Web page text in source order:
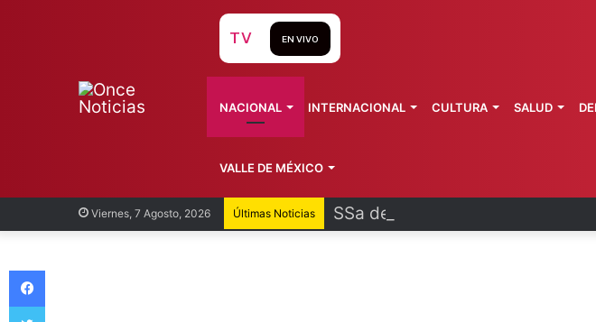
Viernes, 7 Agosto, 2026 Últimas Noticias SSa descarta brote activo de
TV EN VIVO
NACIONAL INTERNACIONAL CULTURA SALUD
VALLE DE MÉXICO